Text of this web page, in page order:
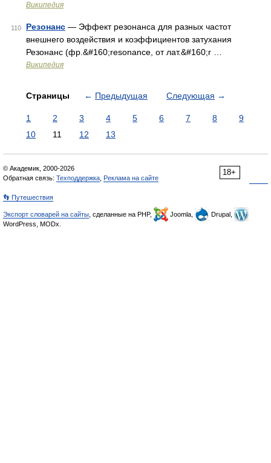
Википедия
110 Резонанс — Эффект резонанса для разных частот
внешнего воздействия и коэффициентов затухания
Резонанс (фр.&#160;resonance, от лат.&#160;r …
Википедия
Страницы ← Предыдущая Следующая →
1 2 3 4 5 6 7 8
9
10
11 12 13
18+
© Академик, 2000-2026
Обратная связь: Техподдержка Реклама на сайте
👣 Путешествия
Экспорт словарей на сайты , сделанные на PHP, Joomla,
Drupal,
WordPress, MODx.